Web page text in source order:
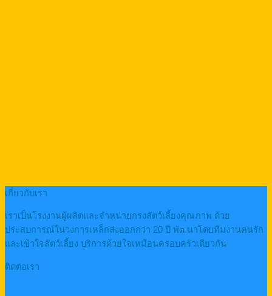
เกี่ยวกับเรา
เราเป็นโรงงานผู้ผลิตและจำหน่ายกรงสัตว์เลี้ยงคุณภาพ ด้วย
ประสบการณ์ในวงการเหล็กส่งออกกว่า 20 ปี พัฒนาโดยทีมงานคนรัก
และเข้าใจสัตว์เลี้ยง บริการด้วยใจเหมือนครอบครัวเดียวกัน
ติดต่อเรา